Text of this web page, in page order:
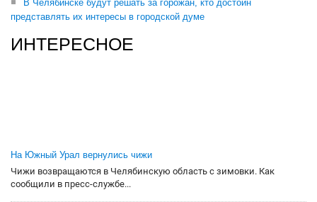
В Челябинске будут решать за горожан, кто достоин
представлять их интересы в городской думе
ИНТЕРЕСНОЕ
На Южный Урал вернулись чижи
Чижи возвращаются в Челябинскую область с зимовки. Как
сообщили в пресс-службе...